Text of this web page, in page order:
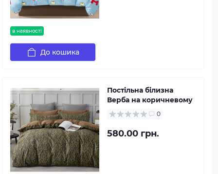
в наявності
До кошика
Постільна білизна
Верба на коричневому
0
580.00 грн.